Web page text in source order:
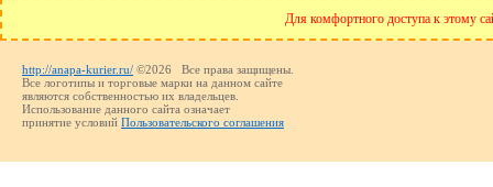
Для комфортного доступа к этому
http://anapa-kurier.ru/ ©2026 Все права защищены.
Все логотипы и торговые марки на данном сайте
являются собственностью их владельцев.
Использование данного сайта означает
принятие условий Пользовательского соглашения